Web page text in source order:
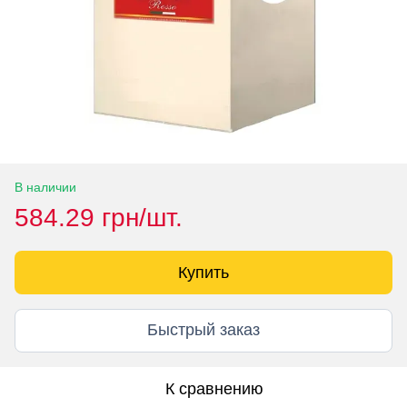
В наличии
584.29 грн/шт.
Купить
Быстрый заказ
К сравнению